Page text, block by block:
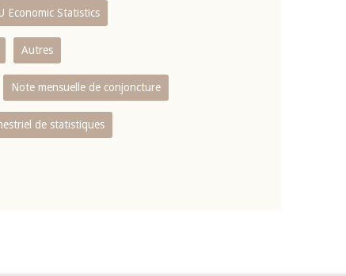
Economic Statistics
Autres
Note mensuelle de conjoncture
de statistiques